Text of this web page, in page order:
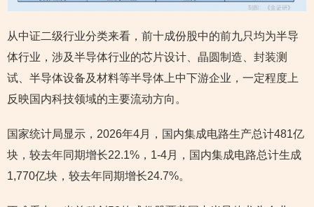
从中证二级行业分类来看，前十成份股中的前九只均为半导
体行业，涉及半导体行业的芯片设计、晶圆制造、封装测
试、半导体设备及材料等半导体上中下游企业，一定程度上
反映国内科技领域的主要流动方向。
国家统计局显示，2026年4月，国内集成电路生产总计481亿
块，较去年同期增长22.1%，1-4月，国内集成电路总计生成
1,770亿块，较去年同期增长24.7%。